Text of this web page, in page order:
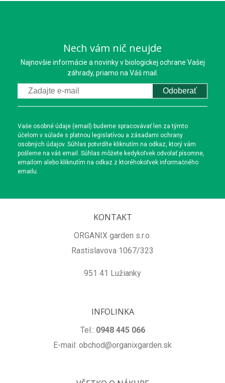
Nech vám nič neujde
Najnovšie informácie a novinky v biologickej ochrane Vašej
záhrady, priamo na Váš mail.
Odoberať
Vaše osobné údaje (email) budeme spracovávať len za týmto
účelom v súlade s platnou legislatívou a zásadami ochrany
osobných údajov. Súhlas potvrdíte kliknutím na odkaz, ktorý vám
pošleme na váš email. Súhlas môžete kedykoľvek odvolať písomne,
emailom alebo kliknutím na odkaz z ktoréhokoľvek informačného
emailu.
KONTAKT
ORGANIX garden s.r.o.
Rastislavova 1067/323
951 41 Lužianky
INFOLINKA
Tel.: 0948 445 066
E-mail: obchod@organixgarden.sk